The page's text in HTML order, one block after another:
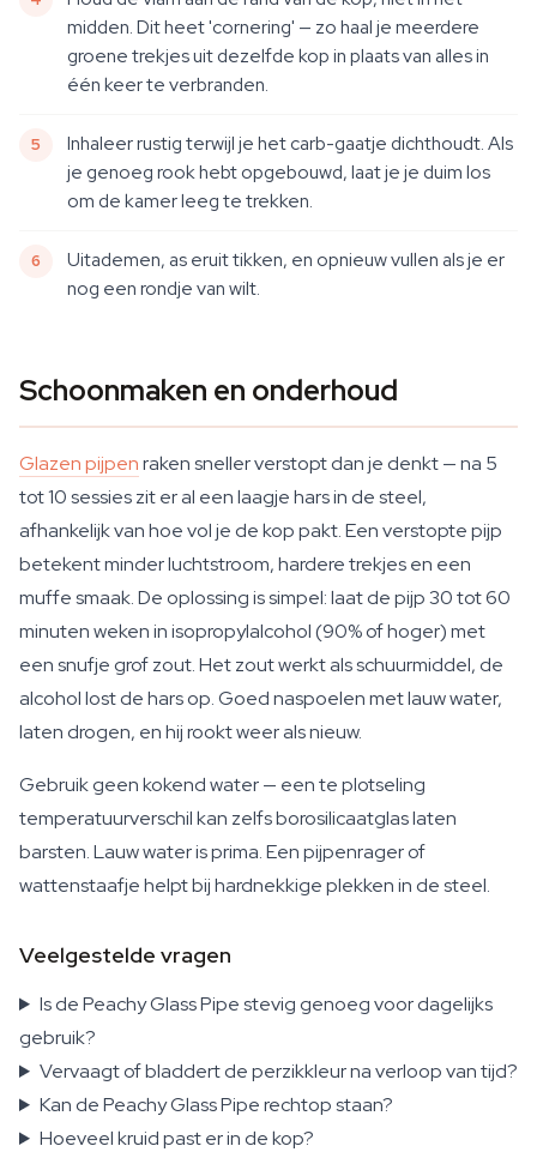
midden. Dit heet 'cornering' — zo haal je meerdere
groene trekjes uit dezelfde kop in plaats van alles in
één keer te verbranden.
Inhaleer rustig terwijl je het carb-gaatje dichthoudt. Als
je genoeg rook hebt opgebouwd, laat je je duim los
om de kamer leeg te trekken.
Uitademen, as eruit tikken, en opnieuw vullen als je er
nog een rondje van wilt.
Schoonmaken en onderhoud
Glazen pijpenraken sneller verstopt dan je denkt — na 5
tot 10 sessies zit er al een laagje hars in de steel,
afhankelijk van hoe vol je de kop pakt. Een verstopte pijp
betekent minder luchtstroom, hardere trekjes en een
muffe smaak. De oplossing is simpel: laat de pijp 30 tot 60
minuten weken in isopropylalcohol (90% of hoger) met
een snufje grof zout. Het zout werkt als schuurmiddel, de
alcohol lost de hars op. Goed naspoelen met lauw water,
laten drogen, en hij rookt weer als nieuw.
Gebruik geen kokend water — een te plotseling
temperatuurverschil kan zelfs borosilicaatglas laten
barsten. Lauw water is prima. Een pijpenrager of
wattenstaafje helpt bij hardnekkige plekken in de steel.
Veelgestelde vragen
Is de Peachy Glass Pipe stevig genoeg voor dagelijks
gebruik?
Vervaagt of bladdert de perzikkleur na verloop van tijd?
Kan de Peachy Glass Pipe rechtop staan?
Hoeveel kruid past er in de kop?